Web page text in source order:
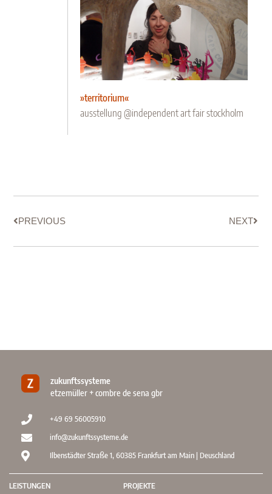
»territorium«
ausstellung @independent art fair stockholm
PREVIOUS NEXT
zukunftssysteme
etzemüller + combre de sena gbr
+49 69 56005910
info@zukunftssysteme.de
Ilbenstädter Straße 1, 60385 Frankfurt am Main | Deuschland
LEISTUNGEN PROJEKTE